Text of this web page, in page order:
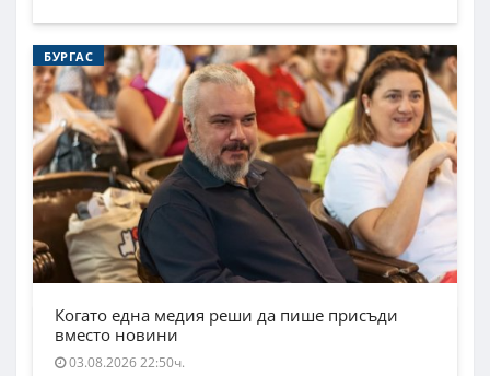
БУРГАС
Когато една медия реши да пише присъди
вместо новини
03.08.2026 22:50ч.